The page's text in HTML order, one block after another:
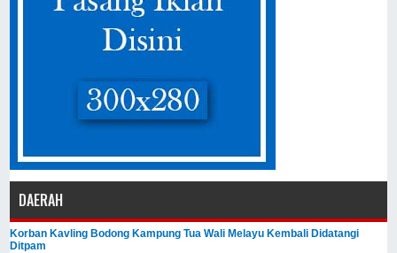
DAERAH
Korban Kavling Bodong Kampung Tua Wali Melayu Kembali Didatangi
Ditpam